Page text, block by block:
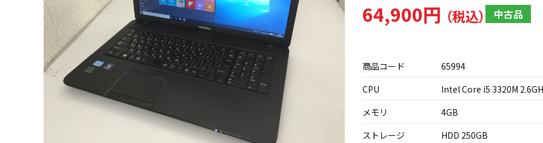
64,900円 中古品
商品コード
65994
CPU
Intel Core i5 3320M
メモリ
4GB
ストレージ
HDD 250GB